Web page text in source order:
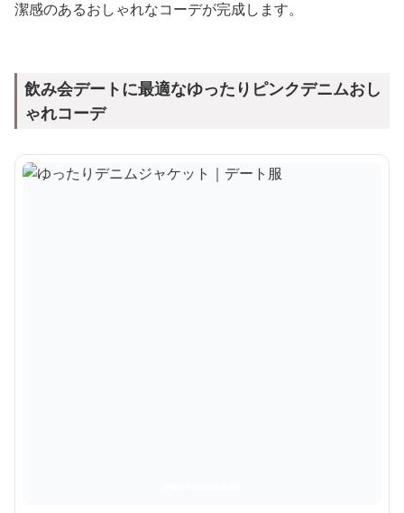
潔感のあるおしゃれなコーデが完成します。
飲み会デートに最適なゆったりピンクデニムおし
ゃれコーデ